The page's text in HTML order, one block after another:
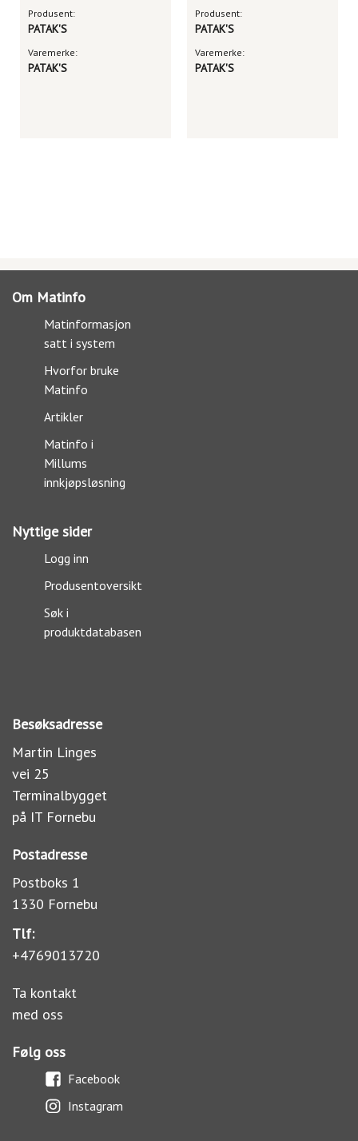
Produsent:
PATAK'S
Varemerke:
PATAK'S
Produsent:
PATAK'S
Varemerke:
PATAK'S
Om Matinfo
Matinformasjon
satt i system
Hvorfor bruke
Matinfo
Artikler
Matinfo i
Millums
innkjøpsløsning
Nyttige sider
Logg inn
Produsentoversikt
Søk i
produktdatabasen
Besøksadresse
Martin Linges
vei 25
Terminalbygget
på IT Fornebu
Postadresse
Postboks 1
1330 Fornebu
Tlf:
+4769013720
Ta kontakt
med oss
Følg oss
Facebook
Instagram